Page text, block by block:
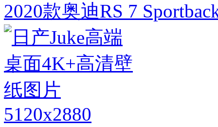
2020款奥迪RS 7
5120x2880